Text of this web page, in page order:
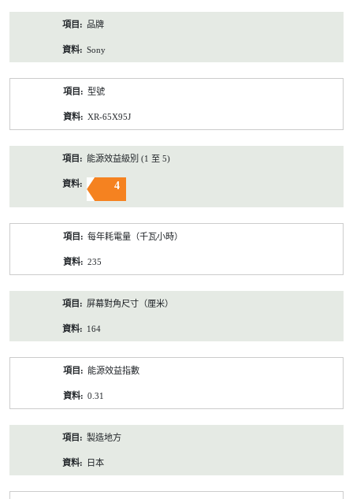
品牌
Sony
型號
XR-65X95J
能源效益級別 (1 至 5)
4
每年耗電量（千瓦小時）
235
屏幕對角尺寸（厘米）
164
能源效益指數
0.31
製造地方
日本